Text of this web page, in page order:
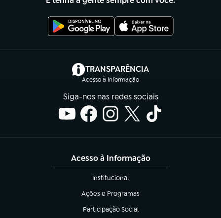
TRANSPARÊNCIA
Acesso à Informação
(abre em nova aba)
Siga-nos nas redes sociais
Acesso à Informação
Institucional
(abre em nova aba)
Ações e Programas
(abre em nova aba)
Participação Social
(abre em nova aba)